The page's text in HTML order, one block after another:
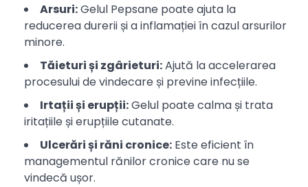
Arsuri:Gelul Pepsane poate ajuta la
reducerea durerii și a inflamației în cazul arsurilor
minore.
Tăieturi și zgârieturi:Ajută la accelerarea
procesului de vindecare și previne infecțiile.
Irtații și erupții:Gelul poate calma și trata
iritațiile și erupțiile cutanate.
Ulcerări și răni cronice: Este eficient în
managementul rănilor cronice care nu se
vindecă ușor.